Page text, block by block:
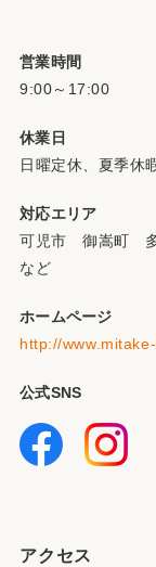
営業時間
9:00～17:00
休業日
日曜定休、夏季休
対応エリア
可児市 御嵩町
など
ホームページ
http://
公式SNS
アクセス